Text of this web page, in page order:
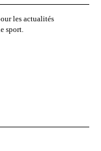
les actualités
sport.